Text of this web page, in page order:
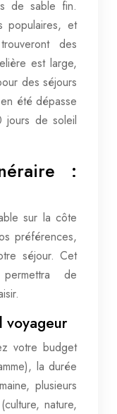
de sable fin.
populaires, et
des
est large,
des séjours
été dépasse
de soleil
:
sur la côte
préférences,
séjour. Cet
de
votre budget
la durée
plusieurs
nature,